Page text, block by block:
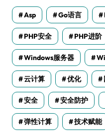
Asp Go语言
PHP安全 PHP进阶
Windows服务器
云计算 优化
安全 安全防护
弹性计算 技术赋能